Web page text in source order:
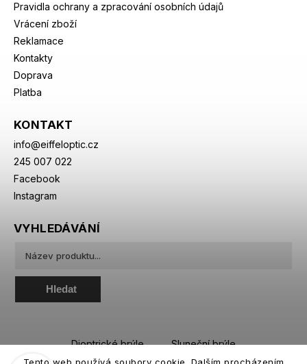
Pravidla ochrany a zpracování osobních údajů
Vrácení zboží
Reklamace
Kontakty
Doprava
Platba
KONTAKT
info@eiffeloptic.cz
245 007 022
Facebook
Instagram
VYHLEDÁVÁNÍ
Hledat
Dioptrické brýle
Sluneční brýle